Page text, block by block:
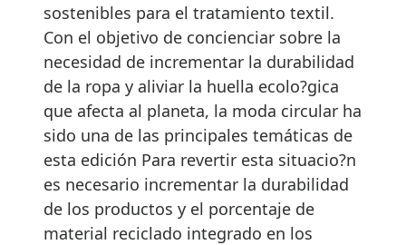
sostenibles para el tratamiento textil.
Con el objetivo de concienciar sobre la
necesidad de incrementar la durabilidad
de la ropa y aliviar la huella ecolo?gica
que afecta al planeta, la moda circular ha
sido una de las principales temáticas de
esta edición Para revertir esta situacio?n
es necesario incrementar la durabilidad
de los productos y el porcentaje de
material reciclado integrado en los